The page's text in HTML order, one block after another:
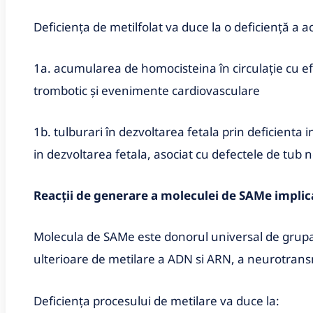
Deficiența de metilfolat va duce la o deficiență a
1a. acumularea de homocisteina în circulație cu
trombotic și evenimente cardiovasculare
1b. tulburari în dezvoltarea fetala prin deficienta
in dezvoltarea fetala, asociat cu defectele de tub
Reacții de generare a moleculei de SAMe
Molecula de SAMe este donorul universal de
ulterioare de metilare a ADN si ARN, a
Deficiența procesului de metilare va duce la: